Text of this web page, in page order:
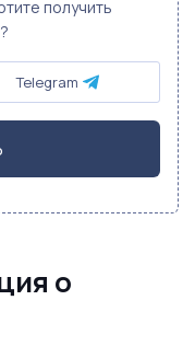
получить
Telegram
о